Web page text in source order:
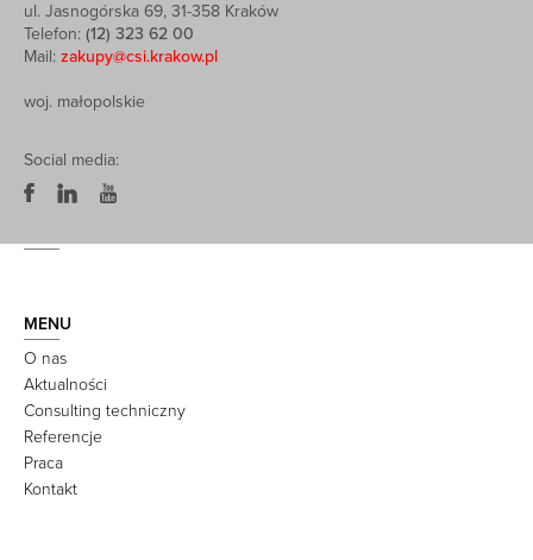
ul. Jasnogórska 69, 31-358 Kraków
Telefon: (12) 323 62 00
Mail: zakupy@csi.krakow.pl
woj. małopolskie
Social media:
MENU
O nas
Aktualności
Consulting techniczny
Referencje
Praca
Kontakt